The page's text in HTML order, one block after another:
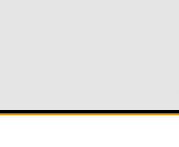
ラウザ環境